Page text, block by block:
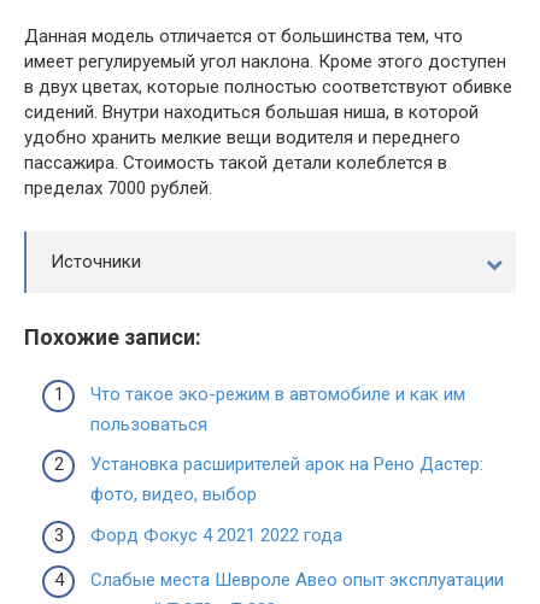
Данная модель отличается от большинства тем, что
имеет регулируемый угол наклона. Кроме этого доступен
в двух цветах, которые полностью соответствуют обивке
сидений. Внутри находиться большая ниша, в которой
удобно хранить мелкие вещи водителя и переднего
пассажира. Стоимость такой детали колеблется в
пределах 7000 рублей.
Источники
Похожие записи:
Что такое эко-режим в автомобиле и как им
пользоваться
Установка расширителей арок на Рено Дастер:
фото, видео, выбор
Форд Фокус 4 2021 2022 года
Слабые места Шевроле Авео опыт эксплуатации